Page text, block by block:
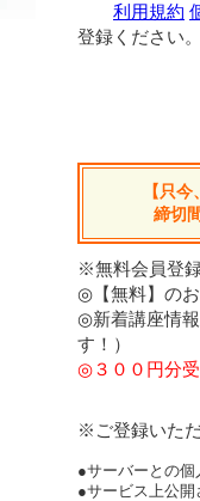
利用規約
登録ください
【只
締切
※無料会員登
◎【無料】の
◎新着講座情
す！）
◎３００円分
※ご登録いた
●サーバーとの個
●サービス上公